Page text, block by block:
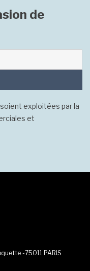
de
exploitées par la
et
-75011 PARIS